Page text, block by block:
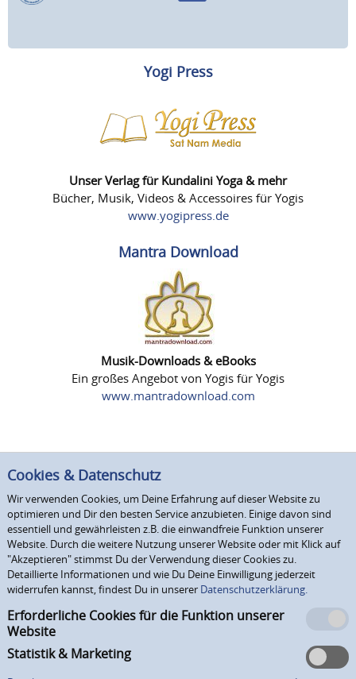
Yogi Press
Unser Verlag für Kundalini Yoga & mehr
Bücher, Musik, Videos & Accessoires für Yogis
www.yogipress.de
Mantra Download
Musik-Downloads & eBooks
Ein großes Angebot von Yogis für Yogis
www.mantradownload.com
Cookies & Datenschutz
Wir verwenden Cookies, um Deine Erfahrung auf dieser Website zu
optimieren und Dir den besten Service anzubieten. Einige davon sind
essentiell und gewährleisten z.B. die einwandfreie Funktion unserer
Website. Durch die weitere Nutzung unserer Website oder mit Klick auf
"Akzeptieren" stimmst Du der Verwendung dieser Cookies zu.
Detaillierte Informationen und wie Du Deine Einwilligung jederzeit
widerrufen kannst, findest Du in unserer Datenschutzerklärung.
Erforderliche Cookies für die Funktion unserer
Website
Statistik & Marketing